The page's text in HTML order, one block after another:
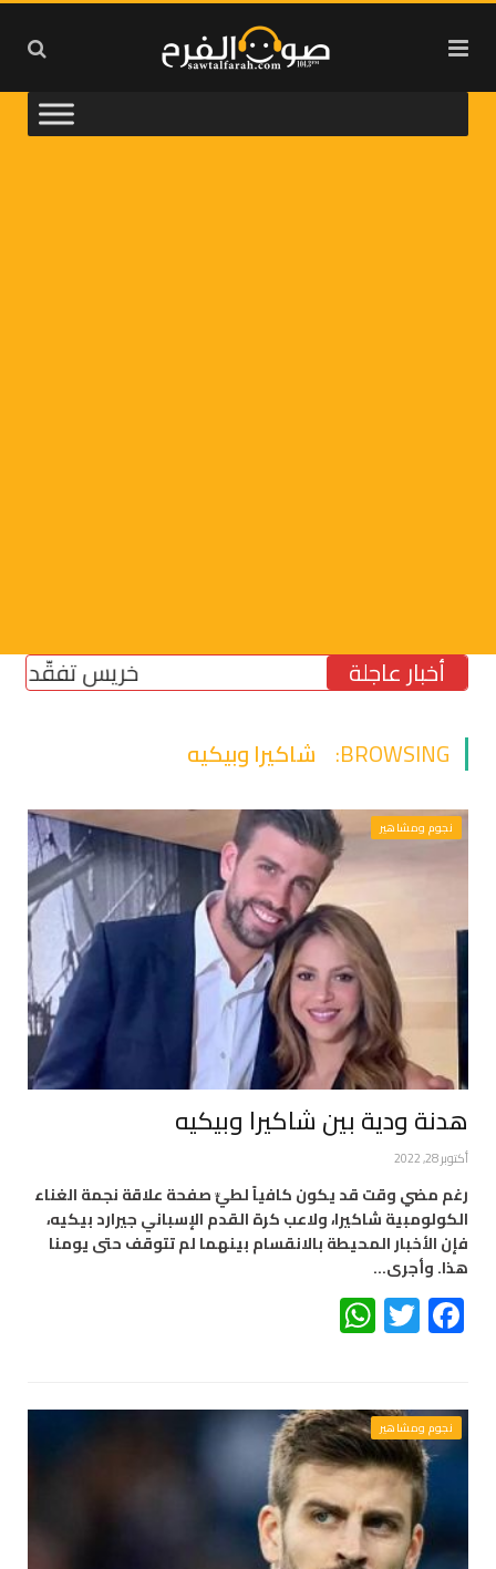
أخبار عاجلة خريس تفقّد مركز
BROWSING: شاكيرا وبيكيه
نجوم ومشاهير
هدنة ودية بين شاكيرا وبيكيه
أكتوبر 28, 2022
رغم مضي وقت قد يكون كافياً لطيِّ صفحة علاقة نجمة الغناء
الكولومبية شاكيرا، ولاعب كرة القدم الإسباني جيرارد بيكيه،
فإن الأخبار المحيطة بالانقسام بينهما لم تتوقف حتى يومنا
هذا. وأجرى…
Facebook
Twitter
نجوم ومشاهير